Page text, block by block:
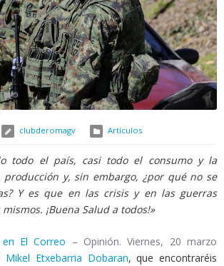
clubderomagv Artículos
todo el país, casi todo el consumo y la
y, sin embargo, ¿por qué no se
Y es que en las crisis y en las guerras
¡Buena Salud a todos!»
El Correo – Opinión. Viernes, 20 marzo
Mikel Etxebarria Dobaran, que encontraréis